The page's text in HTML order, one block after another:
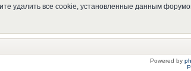
удалить все cookie, установленные данным
Powered by